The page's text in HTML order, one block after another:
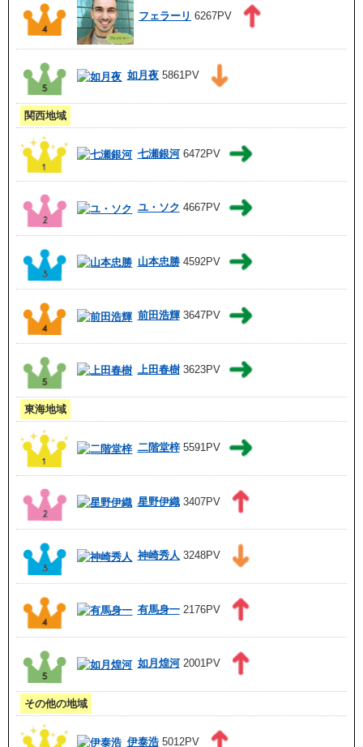
フェラーリ 6267PV
如月夜5861PV
関西地域
七瀬銀河6472PV
ユ・ソク 4667PV
山本忠勝4592PV
前田浩輝3647PV
上田春樹3623PV
東海地域
二階堂梓5591PV
星野伊織3407PV
神崎秀人 3248PV
有馬身一2176PV
如月煌河2001PV
その他の地域
伊泰浩5012PV